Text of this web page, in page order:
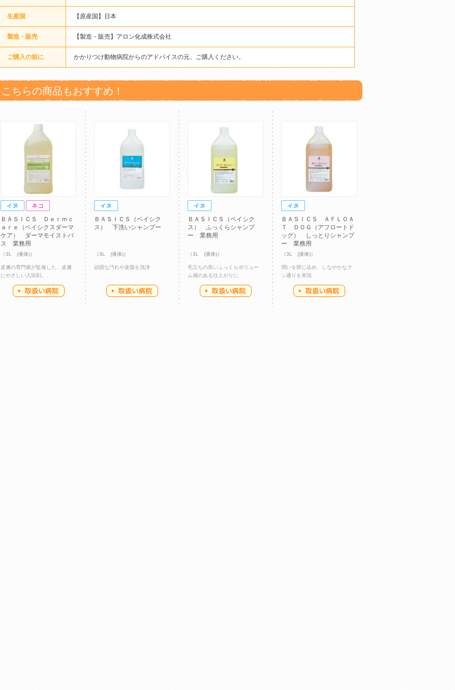
生産国 【原産国】日本
製造・販売 【製造・販売】アロン化成株式会社
ご購入の前に かかりつけ動物病院からのアドバイスの元、ご購入ください。
こちらの商品もおすすめ！
ＢＡＳＩＣＳ Ｄｅｒｍｃ
ａｒｅ（ベイシクスダーマ
ケア） ダーマモイストバ
ス 業務用
（3L (液体)）
皮膚の専門家が監修した、皮膚
にやさしい入浴剤。
ＢＡＳＩＣＳ（ベイシク
ス） 下洗いシャンプー
（3L (液体)）
頑固な汚れや皮脂を洗浄
ＢＡＳＩＣＳ（ベイシク
ス） ふっくらシャンプ
ー 業務用
（3L (液体)）
毛立ちの良いふっくらボリュー
ム感のある仕上がりに
ＢＡＳＩＣＳ ＡＦＬＯＡ
Ｔ ＤＯＧ（アフロートド
ッグ） しっとりシャンプ
ー 業務用
（3L (液体)）
潤いを閉じ込め、しなやかなク
シ通りを実現